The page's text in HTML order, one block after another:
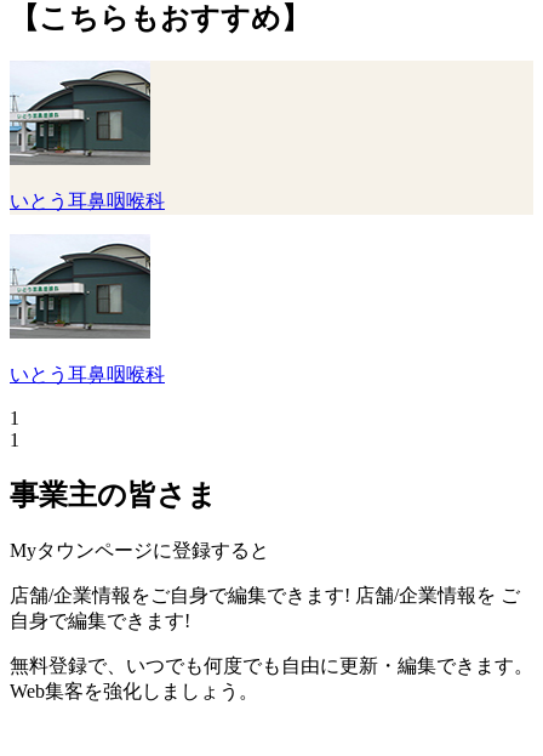
【こちらもおすすめ】
いとう耳鼻咽喉科
いとう耳鼻咽喉科
1
1
事業主の皆さま
Myタウンページに登録すると
店舗/企業情報をご自身で編集できます! 店舗/企業情報を ご
自身で編集できます!
無料登録で、いつでも何度でも自由に更新・編集できます。
Web集客を強化しましょう。